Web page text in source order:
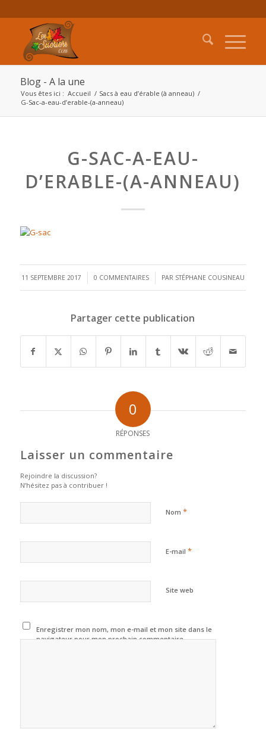
Blog - A la une
Vous êtes ici : Accueil / Sacs à eau d’érable (à anneau) /
G-Sac-a-eau-d’erable-(a-anneau)
G-SAC-A-EAU-
D’ERABLE-(A-ANNEAU)
11 SEPTEMBRE 2017
/ 0 COMMENTAIRES
/ PAR STÉPHANE COUSINEAU
Partager cette publication
0
RÉPONSES
Laisser un commentaire
Rejoindre la discussion?
N’hésitez pas à contribuer !
Nom *
E-mail *
Site web
Enregistrer mon nom, mon e-mail et mon site dans le
navigateur pour mon prochain commentaire.